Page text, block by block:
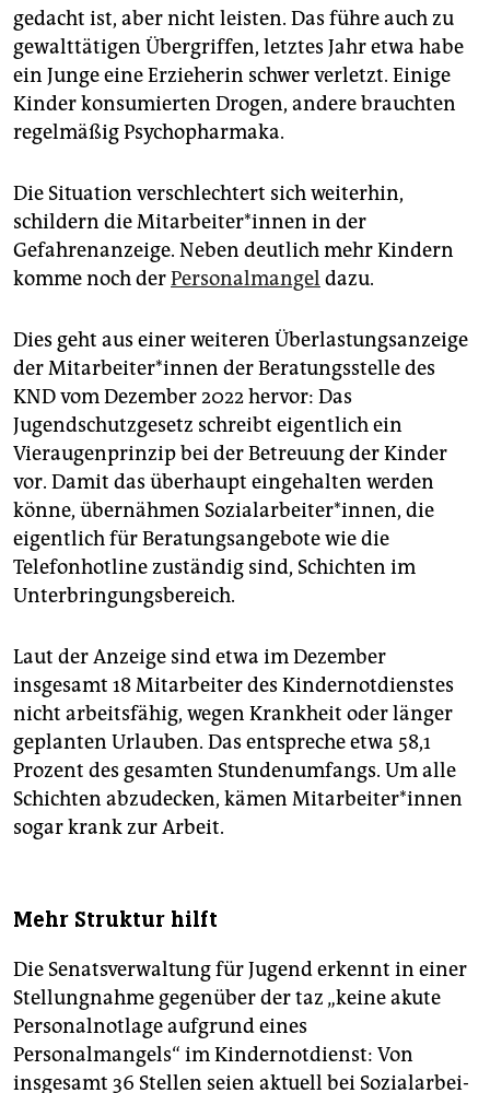
gedacht ist, aber nicht leisten. Das führe auch zu
gewalttätigen Übergriffen, letztes Jahr etwa habe
ein Junge eine Erzieherin schwer verletzt. Einige
Kinder konsumierten Drogen, andere brauchten
regelmäßig Psychopharmaka.
Die Situation verschlechtert sich weiterhin,
schildern die Mit­ar­bei­te­r*in­nen in der
Gefahrenanzeige. Neben deutlich mehr Kindern
komme noch derPersonalmangel dazu.
Dies geht aus einer weiteren Überlastungsanzeige
der Mit­ar­bei­te­r*in­nen der Beratungsstelle des
KND vom Dezember 2022 hervor: Das
Jugendschutzgesetz schreibt eigentlich ein
Vieraugenprinzip bei der Betreuung der Kinder
vor. Damit das überhaupt eingehalten werden
könne, übernähmen Sozialarbeiter*innen, die
eigentlich für Beratungsangebote wie die
Telefonhotline zuständig sind, Schichten im
Unterbringungsbereich.
Laut der Anzeige sind etwa im Dezember
insgesamt 18 Mitarbeiter des Kindernotdienstes
nicht arbeitsfähig, wegen Krankheit oder länger
geplanten Urlauben. Das entspreche etwa 58,1
Prozent des gesamten Stundenumfangs. Um alle
Schichten abzudecken, kämen Mit­ar­bei­te­r*in­nen
sogar krank zur Arbeit.
Mehr Struktur hilft
Die Senatsverwaltung für Jugend erkennt in einer
Stellungnahme gegenüber der taz „keine akute
Personalnotlage aufgrund eines
Personalmangels“ im Kindernotdienst: Von
insgesamt 36 Stellen seien aktuell bei So­zi­al­ar­bei­